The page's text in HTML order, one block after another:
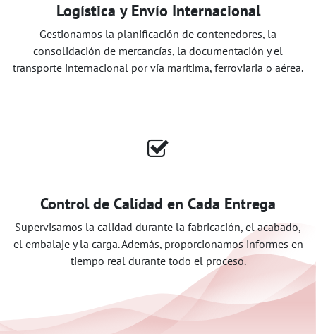
Logística y Envío Internacional
Gestionamos la planificación de contenedores, la
consolidación de mercancías, la documentación y el
transporte internacional por vía marítima, ferroviaria o aérea.
Control de Calidad en Cada Entrega
Supervisamos la calidad durante la fabricación, el acabado,
el embalaje y la carga. Además, proporcionamos informes en
tiempo real durante todo el proceso.